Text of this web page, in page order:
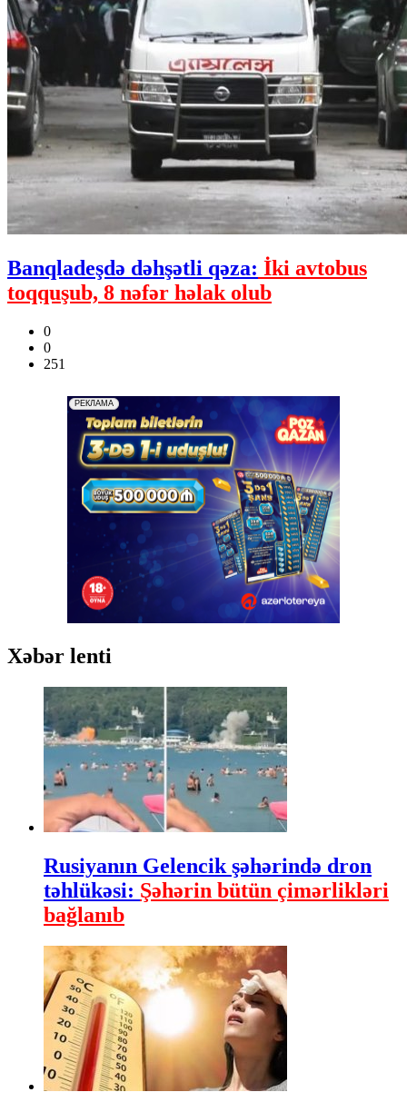
Banqladeşdə dəhşətli qəza: İki avtobus
toqquşub, 8 nəfər həlak olub
0
0
251
Xəbər lenti
Rusiyanın Gelencik şəhərində dron
təhlükəsi: Şəhərin bütün çimərlikləri
bağlanıb